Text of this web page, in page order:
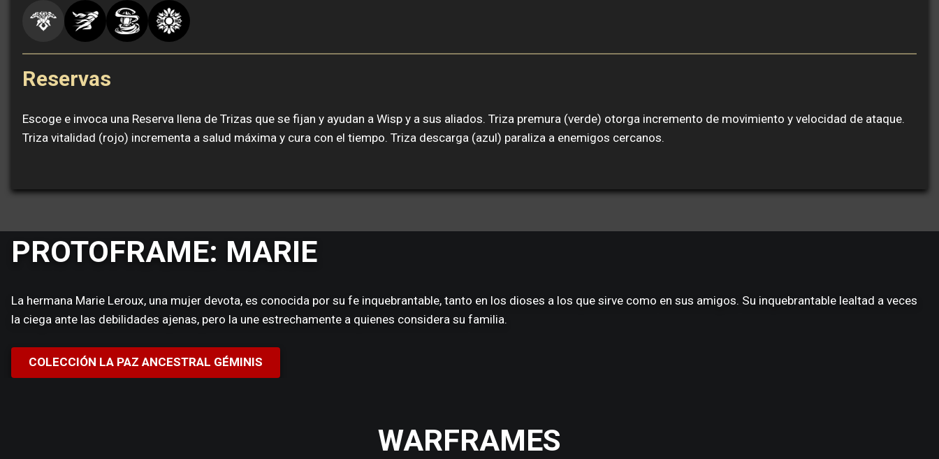
Reservas
Escoge e invoca una Reserva llena de Trizas que se fijan y ayudan a Wisp y a sus aliados. Triza premura (verde) otorga incremento de movimiento y velocidad de ataque.
Triza vitalidad (rojo) incrementa a salud máxima y cura con el tiempo. Triza descarga (azul) paraliza a enemigos cercanos.
PROTOFRAME: MARIE
La hermana Marie Leroux, una mujer devota, es conocida por su fe inquebrantable, tanto en los dioses a los que sirve como en sus amigos. Su inquebrantable lealtad a veces
la ciega ante las debilidades ajenas, pero la une estrechamente a quienes considera su familia.
COLECCIÓN LA PAZ ANCESTRAL GÉMINIS
WARFRAMES